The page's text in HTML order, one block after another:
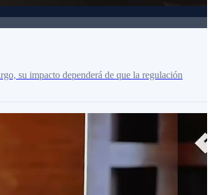
su impacto dependerá de que la regulación